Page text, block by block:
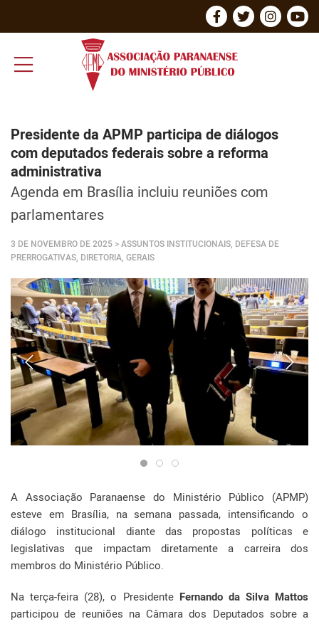
Presidente da APMP participa de diálogos
com deputados federais sobre a reforma
administrativa
Agenda em Brasília incluiu reuniões com
parlamentares
3 DE NOVEMBRO DE 2025 > ASSUNTOS INSTITUCIONAIS, DEFESA DE
PRERROGATIVAS, DIRETORIA, GERAIS
A Associação Paranaense do Ministério Público (APMP)
esteve em Brasília, na semana passada, intensificando o
diálogo institucional diante das propostas políticas e
legislativas que impactam diretamente a carreira dos
membros do Ministério Público.
Na terça-feira (28), o Presidente Fernando da Silva Mattos
participou de reuniões na Câmara dos Deputados sobre a